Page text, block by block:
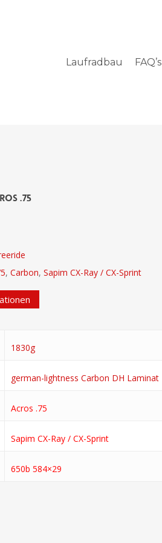
Laufradbau FAQ’s
.75
,Carbon,Sapim CX-Ray / CX-Sprint
1830g
german-lightness Carbon DH Laminat
Acros .75
Sapim CX-Ray / CX-Sprint
650b 584×29